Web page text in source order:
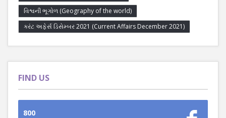
વિશ્વની ભૂગોળ (Geography of the world)
કરંટ અફેર્સ ડિસેમ્બર 2021 (Current Affairs December 2021)
FIND US
800